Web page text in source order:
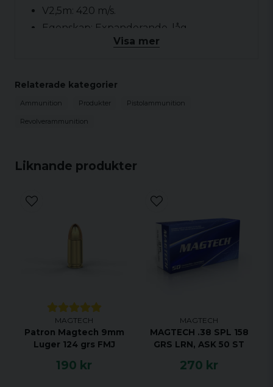
Liknande produkter
MAGTECH
Patron Magtech 9mm
Luger 124 grs FMJ
190 kr
MAGTECH
MAGTECH .38 SPL 158
GRS LRN, ASK 50 ST
270 kr
V2,5m: 420 m/s.
Egenskap: Expanderande, låg
krutmängd/utgångshastighet.
Visa mer
Relaterade kategorier
Ammunition Produkter Pistolammunition
Revolverammunition